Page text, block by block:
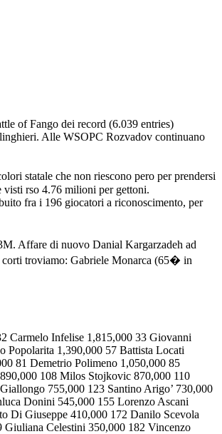
of Fango dei record (6.039 entries)
Alle WSOPC Rozvadov continuano
statale che non riescono pero per prendersi
rso 4.76 milioni per gettoni.
fra i 196 giocatori a riconoscimento, per
Affare di nuovo Danial Kargarzadeh ad
corti troviamo: Gabriele Monarca (65� in
Carmelo Infelise 1,815,000 33 Giovanni
Popolarita 1,390,000 57 Battista Locati
81 Demetrio Polimeno 1,050,000 85
108 Milos Stojkovic 870,000 110
755,000 123 Santino Arigo’ 730,000
Donini 545,000 155 Lorenzo Ascani
Di Giuseppe 410,000 172 Danilo Scevola
Celestini 350,000 182 Vincenzo